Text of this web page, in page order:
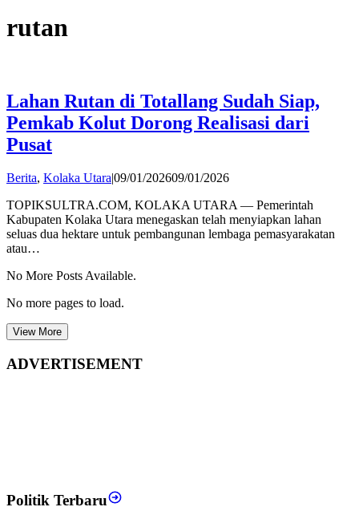
rutan
Lahan Rutan di Totallang Sudah Siap,
Pemkab Kolut Dorong Realisasi dari
Pusat
Berita, Kolaka Utara09/01/202609/01/2026by
TOPIKSULTRA.COM, KOLAKA UTARA — Pemerintah
Kabupaten Kolaka Utara menegaskan telah menyiapkan lahan
seluas dua hektare untuk pembangunan lembaga pemasyarakatan
atau…
No More Posts Available.
No more pages to load.
View More
ADVERTISEMENT
Politik Terbaru